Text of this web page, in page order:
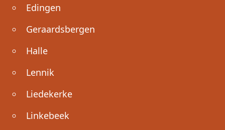
Edingen
Geraardsbergen
Halle
Lennik
Liedekerke
Linkebeek